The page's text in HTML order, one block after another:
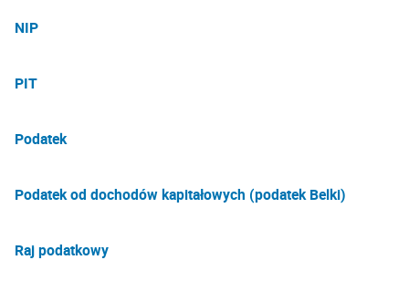
NIP
PIT
Podatek
Podatek od dochodów kapitałowych (podatek Belki)
Raj podatkowy